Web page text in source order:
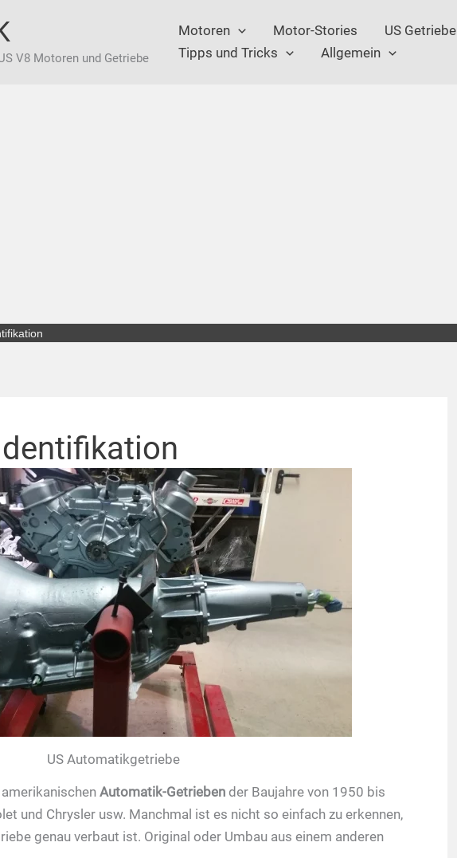
V8 Motoren und Getriebe
Motoren Motor-Stories US Getriebe
Tipps und Tricks
Allgemein
US Automatikgetriebe
Automatik-Getrieben der Baujahre von 1950 bis
und Chrysler usw. Manchmal ist es nicht so einfach zu erkennen,
genau verbaut ist. Original oder Umbau aus einem anderen